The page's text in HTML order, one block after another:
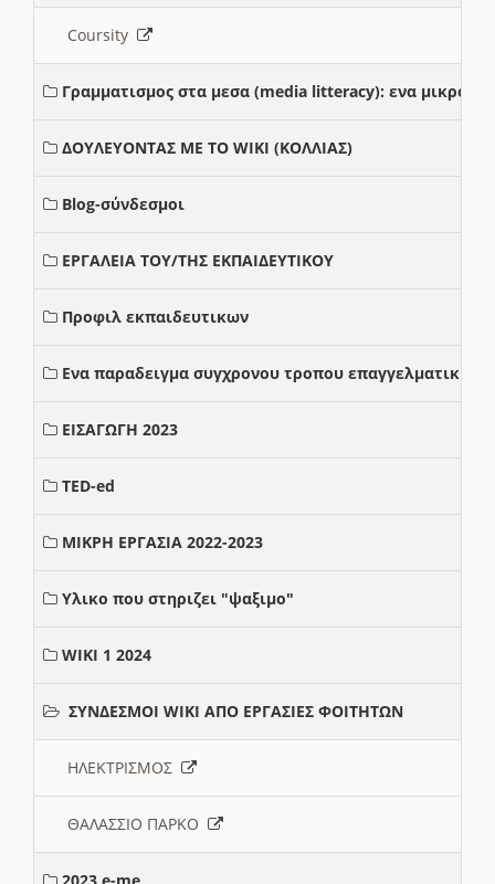
Coursity
Γραμματισμος στα μεσα (media litteracy): ενα μικρο
ΔΟΥΛΕΥΟΝΤΑΣ ΜΕ ΤΟ WIKI (ΚΟΛΛΙΑΣ)
Blog-σύνδεσμοι
ΕΡΓΑΛΕΙΑ ΤΟΥ/ΤΗΣ ΕΚΠΑΙΔΕΥΤΙΚΟΥ
Προφιλ εκπαιδευτικων
Ενα παραδειγμα συγχρονου τροπου επαγγελματικης
ΕΙΣΑΓΩΓΗ 2023
TED-ed
ΜΙΚΡΗ ΕΡΓΑΣΙΑ 2022-2023
Υλικο που στηριζει "ψαξιμο"
WIKI 1 2024
ΣΥΝΔΕΣΜΟΙ WIKI ΑΠΟ ΕΡΓΑΣΙΕΣ ΦΟΙΤΗΤΩΝ
ΗΛΕΚΤΡΙΣΜΟΣ
ΘΑΛΑΣΣΙΟ ΠΑΡΚΟ